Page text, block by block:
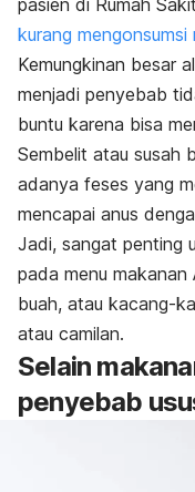
kurang
Kemungkinan besar
menjadi penyebab
buntu karena bisa
Sembelit atau susah
adanya feses yang
mencapai anus
Jadi, sangat penting
pada menu
buah, atau kacang-
atau camilan.
Selain
penyebab